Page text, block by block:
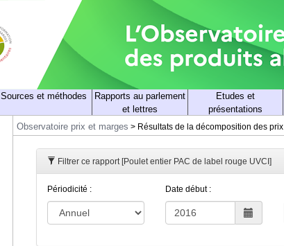
Sources et méthodes
Rapports au parlement
et lettres
Etudes et
présentations
Observatoire prix et marges > Résultats de la décomposition des prix
Filtrer ce rapport [Poulet entier PAC de label rouge UVCI]
Périodicité : Date début :